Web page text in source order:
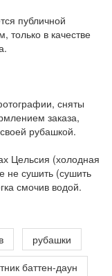
публичной
только в качестве
сняты
заказа,
рубашкой.
Цельсия (холодная
не сушить (сушить
смочив водой.
рубашки
баттен-даун